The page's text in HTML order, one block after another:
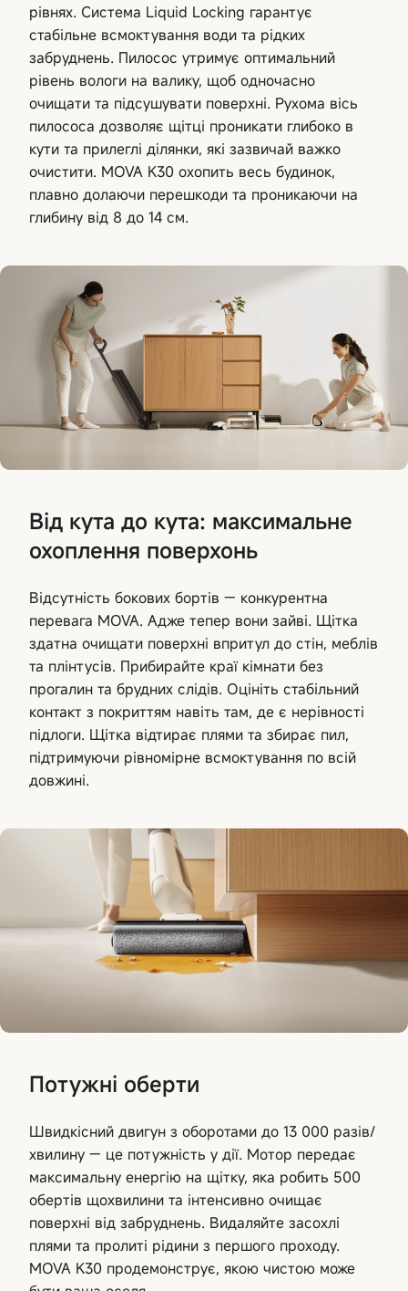
рівнях. Система Liquid Locking гарантує
стабільне всмоктування води та рідких
забруднень. Пилосос утримує оптимальний
рівень вологи на валику, щоб одночасно
очищати та підсушувати поверхні. Рухома вісь
пилососа дозволяє щітці проникати глибоко в
кути та прилеглі ділянки, які зазвичай важко
очистити. MOVA K30 охопить весь будинок,
плавно долаючи перешкоди та проникаючи на
глибину від 8 до 14 см.
Від кута до кута: максимальне
охоплення поверхонь
Відсутність бокових бортів — конкурентна
перевага MOVA. Адже тепер вони зайві. Щітка
здатна очищати поверхні впритул до стін, меблів
та плінтусів. Прибирайте краї кімнати без
прогалин та брудних слідів. Оцініть стабільний
контакт з покриттям навіть там, де є нерівності
підлоги. Щітка відтирає плями та збирає пил,
підтримуючи рівномірне всмоктування по всій
довжині.
Потужні оберти
Швидкісний двигун з оборотами до 13 000 разів/
хвилину — це потужність у дії. Мотор передає
максимальну енергію на щітку, яка робить 500
обертів щохвилини та інтенсивно очищає
поверхні від забруднень. Видаляйте засохлі
плями та пролиті рідини з першого проходу.
MOVA K30 продемонструє, якою чистою може